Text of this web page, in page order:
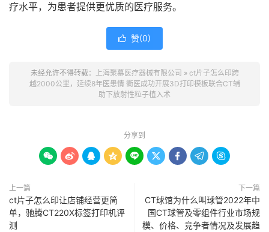
疗水平，为患者提供更优质的医疗服务。
 赞(0)
未经允许不得转载： 上海聚慕医疗器械有限公司 » ct片子怎么印跨
越2000公里，延续8年医患情 衢医成功开展3D打印模板联合CT辅
助下放射性粒子植入术
分享到
        
上一篇
ct片子怎么印让店铺经营更简
单，驰腾CT220X标签打印机评
测
下一篇
CT球馆为什么叫球管2022年中
国CT球管及零组件行业市场规
模、价格、竞争者情况及发展趋